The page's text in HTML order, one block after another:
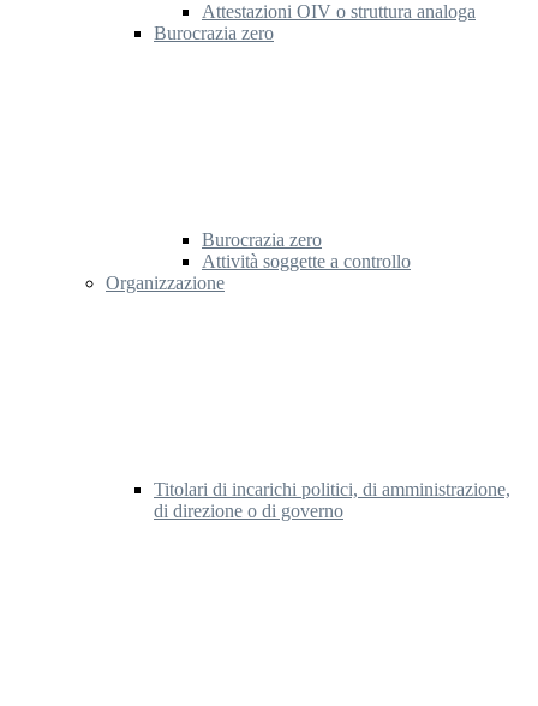
Attestazioni OIV o struttura analoga
Burocrazia zero
Burocrazia zero
Attività soggette a controllo
Organizzazione
Titolari di incarichi politici, di amministrazione,
di direzione o di governo